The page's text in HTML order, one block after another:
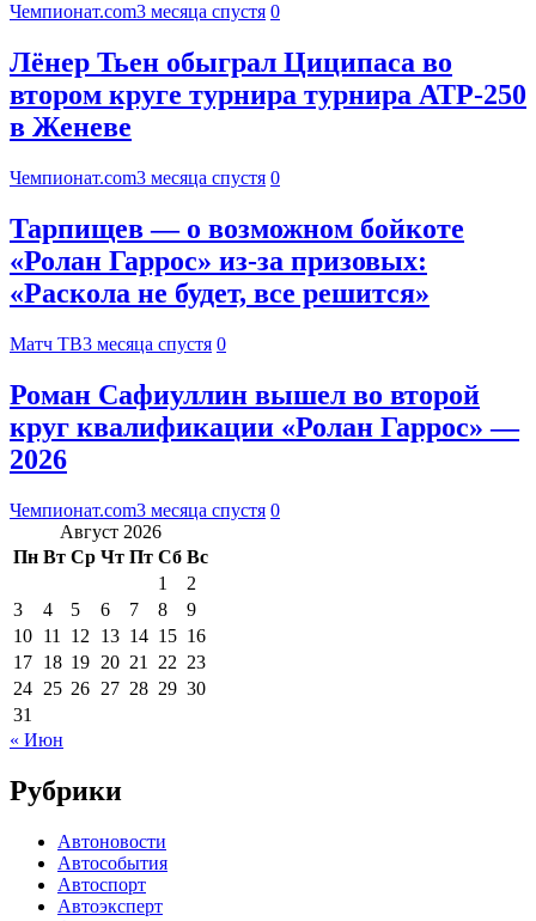
Чемпионат.com3 месяца спустя 0
Лёнер Тьен обыграл Циципаса во
втором круге турнира турнира АТР-250
в Женеве
Чемпионат.com3 месяца спустя 0
Тарпищев — о возможном бойкоте
«Ролан Гаррос» из‑за призовых:
«Раскола не будет, все решится»
Матч ТВ3 месяца спустя 0
Роман Сафиуллин вышел во второй
круг квалификации «Ролан Гаррос» —
2026
Чемпионат.com3 месяца спустя 0
Август 2026
Пн Вт Ср Чт Пт Сб Вс
1
2
3
4 5 6 7 8
9
10 11 12 13 14 15 16
17 18 19 20 21 22 23
24 25 26 27 28 29 30
31
« Июн
Рубрики
Автоновости
Автособытия
Автоспорт
Автоэксперт